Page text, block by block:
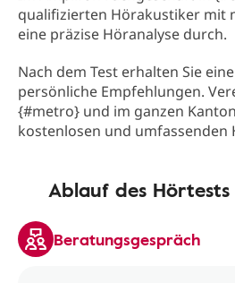
qualifizierten Hörakustiker mit
eine präzise Höranalyse durch.
Nach dem Test erhalten Sie
persönliche Empfehlungen.
{#metro} und im ganzen
kostenlosen und umfassenden
Ablauf des
Beratungsgespräch